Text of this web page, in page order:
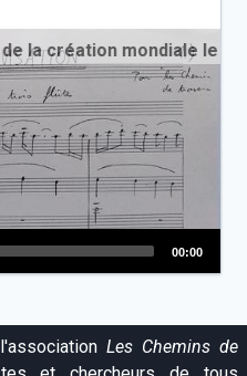
00:00
mondiale le 14
Les Chemins de